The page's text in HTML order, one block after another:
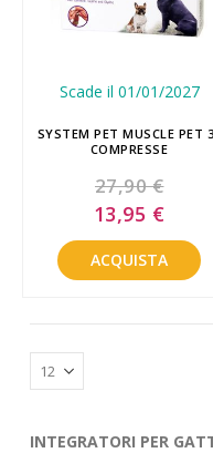
Scade il 01/01/2027
SYSTEM PET MUSCLE PET
COMPRESSE
27,90 €
Special
Price
13,95 €
ACQUISTA
INTEGRATORI PER